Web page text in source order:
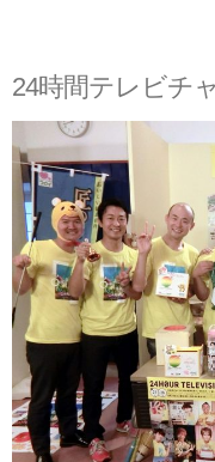
24時間テレビチ